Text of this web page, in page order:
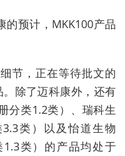
的预计，MKK100产品
节，正在等待批文的
除了迈科康外，还有
分类1.2类）、瑞科生
3.3类）以及怡道生物
1.3类）的产品均处于